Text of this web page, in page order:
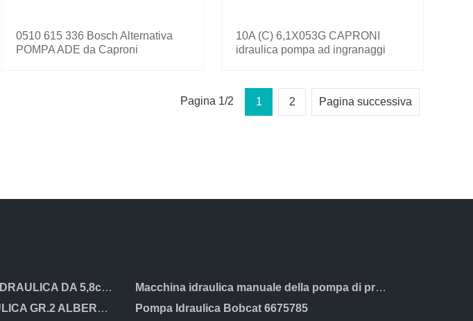
0510 615 336 Bosch Alternativa
POMPA ADE da Caproni
10A (C) 6,1X053G CAPRONI
idraulica pompa ad ingranaggi
Pagina 1/2
1 2 Pagina successiva
KIT LANTERNA E POMPA IDRAULICA DA 5,8cc PER MOTORI HONDA GX200 E CLONI
Macchina idraulica manuale della pompa di prova del tester della pressione D3B5
LANTERNA POMPA IDRAULICA GR.2 ALBERO CILINDRICO DA 25mm PER MOTORI HONDA ecc
Pompa Idraulica Bobcat 6675785